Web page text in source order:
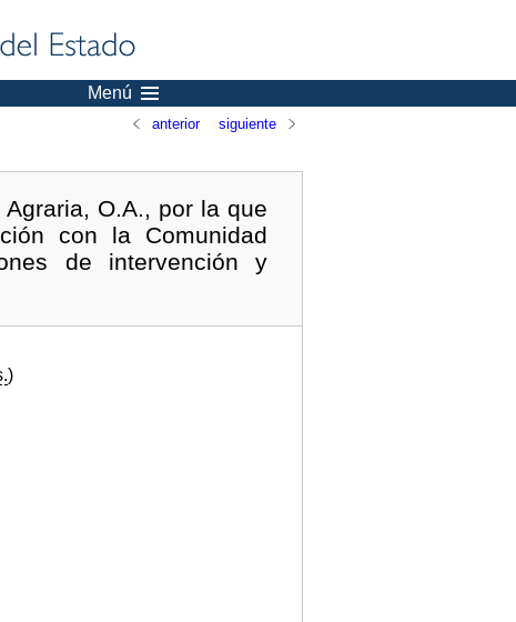
Menú
anterior siguiente
O.A., por la que
con la Comunidad
de intervención y
)